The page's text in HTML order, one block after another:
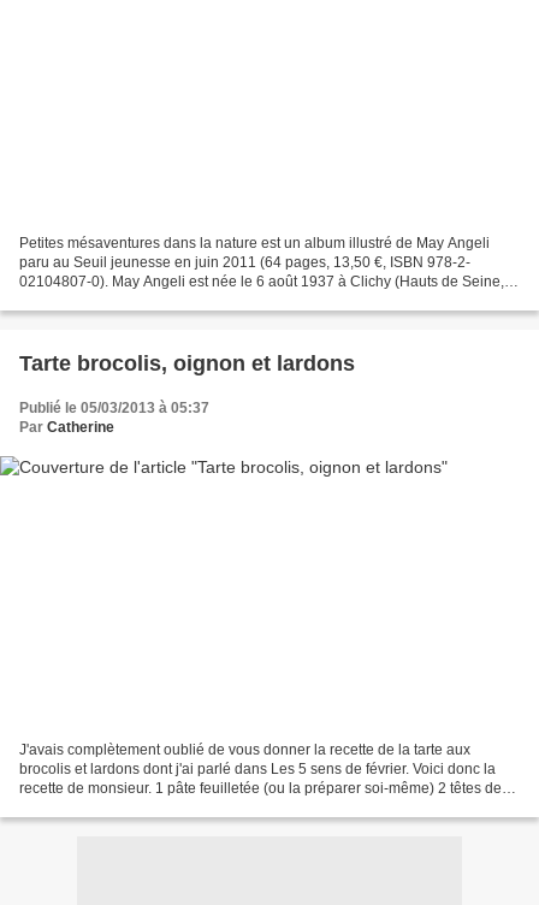
Petites mésaventures dans la nature est un album illustré de May Angeli
paru au Seuil jeunesse en juin 2011 (64 pages, 13,50 €, ISBN 978-2-
02104807-0). May Angeli est née le 6 août 1937 à Clichy (Hauts de Seine,
Tarte brocolis, oignon et lardons
Publié le 05/03/2013 à 05:37
Par Catherine
J'avais complètement oublié de vous donner la recette de la tarte aux
brocolis et lardons dont j'ai parlé dans Les 5 sens de février. Voici donc la
recette de monsieur. 1 pâte feuilletée (ou la préparer soi-même) 2 têtes de